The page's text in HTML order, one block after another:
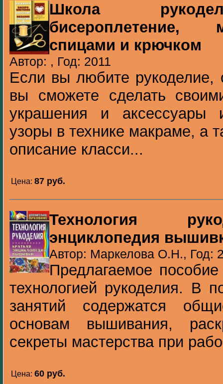
Школа
бисероплетение,
спицами и крючком
Автор: , Год: 2011
Если вы любите рукоделие,
вы сможете сделать
украшения и аксессуары
узоры в технике макраме, а
описание класси...
Цена: 87 pуб.
Технология
энциклопедия
Автор: Маркелова О.Н., Год:
Предлагаемое
технологией рукоделия. В
занятий содержатся
основам вышивания,
секреты мастерства при
Цена: 60 pуб.